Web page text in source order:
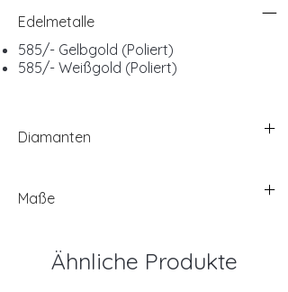
Edelmetalle
585/- Gelbgold (Poliert)
585/- Weißgold (Poliert)
Diamanten
Maße
Ähnliche Produkte